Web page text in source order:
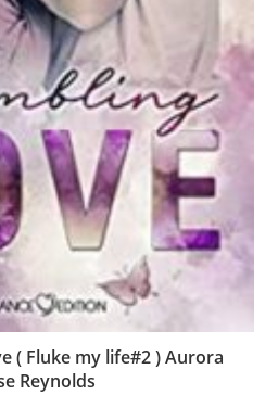
( Fluke my life#2 ) Aurora
Reynolds